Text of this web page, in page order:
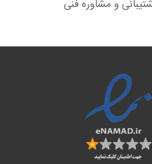
و مشاوره فنی